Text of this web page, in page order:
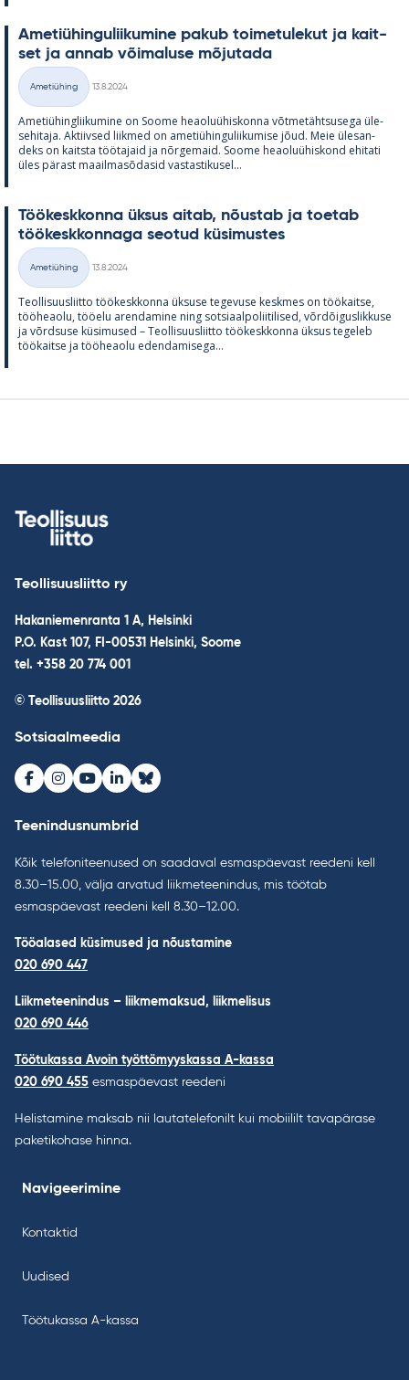
Ame­tiü­hin­gu­lii­ku­mine pa­kub toi­me­tu­le­kut ja kait­
set ja an­nab või­ma­luse mõ­ju­tada
Kategooriad
Ametiühing
13.8.2024
Ame­tiü­hinglii­ku­mine on Soome heao­luü­his­konna võt­me­täht­susega üle­
se­hi­taja. Ak­tiiv­sed liik­med on ame­tiü­hin­gu­lii­ku­mise jõud. Meie üle­san­
deks on kaitsta töö­ta­jaid ja nõr­ge­maid. Soome heao­luü­his­kond ehi­tati
üles pä­rast maa­il­masõ­da­sid vas­tas­ti­kusel...
Töö­kesk­konna ük­sus ai­tab, nõus­tab ja toe­tab
töö­kesk­kon­naga seo­tud kü­si­mus­tes
Kategooriad
Ametiühing
13.8.2024
Teol­li­suus­liitto töö­kesk­konna ük­suse te­ge­vuse kesk­mes on töö­kaitse,
töö­heaolu, töö­elu aren­da­mine ning sot­si­aal­po­lii­ti­li­sed, võrdõi­gus­lik­kuse
ja võrd­suse kü­si­mused – Teol­li­suus­liitto töö­kesk­konna ük­sus te­ge­leb
töö­kaitse ja töö­heaolu eden­da­mi­sega...
Teollisuusliitto ry
Hakaniemenranta 1 A, Helsinki
P.O. Kast 107, FI-00531 Helsinki, Soome
tel. +358 20 774 001
© Teollisuusliitto 2026
Sotsiaalmeedia
Facebook
Instagram
Youtube
LinkedInBluesky
Teenindusnumbrid
Kõik telefoniteenused on saadaval esmaspäevast reedeni kell
8.30–15.00, välja arvatud liikmeteenindus, mis töötab
esmaspäevast reedeni kell 8.30–12.00.
Tööalased küsimused ja nõustamine
020 690 447
Liikmeteenindus – liikmemaksud, liikmelisus
020 690 446
Töötukassa Avoin työttömyyskassa A-kassa
020 690 455 esmaspäevast reedeni
Helistamine maksab nii lautatelefonilt kui mobiililt tavapärase
paketikohase hinna.
Navigeerimine
Kontaktid
Uudised
Töötukassa A-kassa